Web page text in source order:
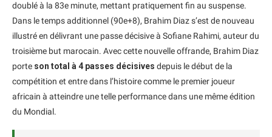
doublé à la 83e minute, mettant pratiquement fin au suspense.
Dans le temps additionnel (90e+8), Brahim Diaz s’est de nouveau
illustré en délivrant une passe décisive à Sofiane Rahimi, auteur du
troisième but marocain. Avec cette nouvelle offrande, Brahim Diaz
porte son total à 4 passes décisives depuis le début de la
compétition et entre dans l’histoire comme le premier joueur
africain à atteindre une telle performance dans une même édition
du Mondial.